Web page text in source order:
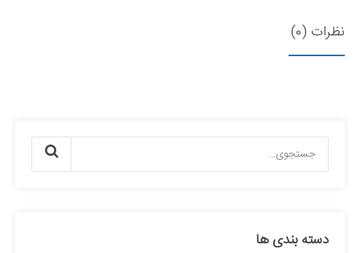
نظرات (0)
دسته بندی ها